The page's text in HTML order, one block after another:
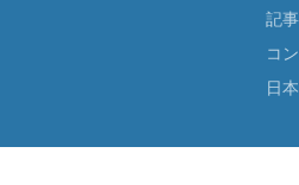
記
コ
日